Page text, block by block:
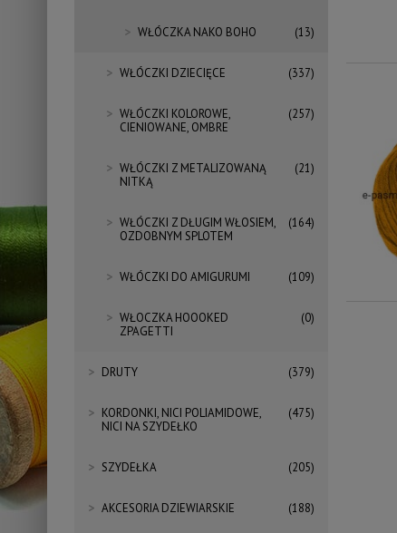
WŁÓCZKA NAKO BOHO (13)
WŁÓCZKI DZIECIĘCE (337)
WŁÓCZKI KOLOROWE,
CIENIOWANE, OMBRE
(257)
WŁÓCZKI Z METALIZOWANĄ
NITKĄ
(21)
WŁÓCZKI Z DŁUGIM WŁOSIEM,
OZDOBNYM SPLOTEM
(164)
WŁÓCZKI DO AMIGURUMI (109)
WŁOCZKA HOOOKED
ZPAGETTI
(0)
DRUTY (379)
KORDONKI, NICI POLIAMIDOWE,
NICI NA SZYDEŁKO
(475)
SZYDEŁKA (205)
AKCESORIA DZIEWIARSKIE (188)